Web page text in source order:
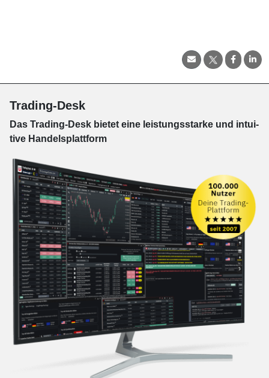
Trading-Desk
Das Trading-Desk bie­tet eine leis­tungs­star­ke und in­tui­
tive Han­dels­platt­form